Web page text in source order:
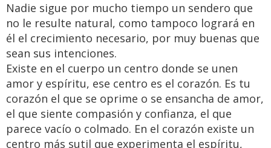
Nadie sigue por mucho tiempo un sendero que
no le resulte natural, como tampoco logrará en
él el crecimiento necesario, por muy buenas que
sean sus intenciones.
Existe en el cuerpo un centro donde se unen
amor y espíritu, ese centro es el corazón. Es tu
corazón el que se oprime o se ensancha de amor,
el que siente compasión y confianza, el que
parece vacío o colmado. En el corazón existe un
centro más sutil que experimenta el espíritu,